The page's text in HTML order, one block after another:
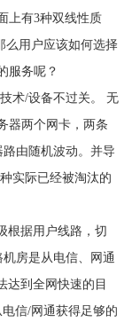
上有3种双线性质
么用户应该如何选择
服务呢？
术/设备不过关。 无
器两个网卡，两条
由随机波动。并导
实际已经被淘汰的
根据用户线路，切
房是从电信、网通
达到全网快速的目
信/网通获得足够的